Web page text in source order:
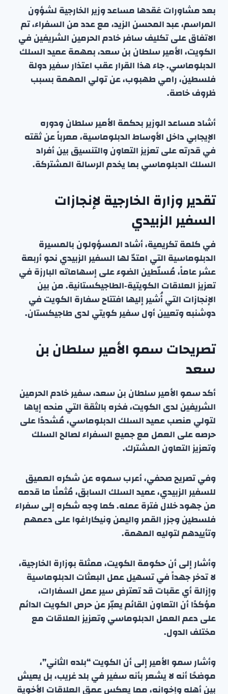
بعد مشاورات عَقدها مساعد وزير الخارجية لشؤون
المراسم، عبد المحسن الزيد، مع عدد من السفراء، تم
الاتفاق على تكليف سافر خادم الحرمين الشريفين في
الكويت، الأمير سلطان بن سعد، بمهمة عميد السلك
الدبلوماسي. جاء هذا القرار عقب اعتذار سفير دولة
فلسطين، رامي طهبوب، عن تولي المهمة بسبب
ظروف خاصة.
أشاد مساعد الوزير بحكمة الأمير سلطان ودوره
الإيجابي داخل الأوساط الدبلوماسية، معرباً عن ثقته
في قدرته على تعزيز التعاون والتنسيق بين أفراد
السلك الدبلوماسي بما يخدم الرسالة المشتركة.
تقدير وزارة الخارجية لإنجازات
السفير الزبيدي
في كلمة تكريمية، أشاد المسؤولون بالمسيرة
الدبلوماسية التي امتدّ لها السفير الزبيدي نحو أربعة
عشر عاماً، مُسلّطين الضوء على إسهاماته البارزة في
تعزيز العلاقات الكويتية‑الطاجيكستانية. من بين
الإنجازات التي أُشير إليها افتتاح سفارة الكويت في
دوشنبه وتعيين أول سفير كويتي لدى طاجيكستان.
تصريحات سمو الأمير سلطان بن
سعد
أكد سمو الأمير سلطان بن سعد، سفير خادم الحرمين
الشريفين لدى الكويت، فخره بالثقة التي منحه إياها
لتولي منصب عميد السلك الدبلوماسي، مُشددًا على
حرصه على العمل مع جميع السفراء لصالح السلك
وتعزيز التعاون المشترك.
وفي تصريح صحفي، أعرب سموه عن شكره العميق
للسفير الزبيدي، عميد السلك السابق، مُثمنًا ما قدمه
من جهود خلال فترة عمله. كما وجه شكره إلى سفراء
فلسطين وجزر القمر واليمن ونيكاراغوا على دعمهم
وتأييدهم لتوليه المهمة.
وأشار إلى أن حكومة الكويت، ممثلة بوزارة الخارجية،
لا تدخر جهداً في تسهيل عمل البعثات الدبلوماسية
وإزالة أي عقبات قد تعترض سير عمل السفارات،
مؤكدًا أن التعاون القائم يعبّر عن حرص الكويت الدائم
على دعم العمل الدبلوماسي وتعزيز العلاقات مع
مختلف الدول.
وأشار سمو الأمير إلى أن الكويت “بلده الثاني”،
موضحًا أنه لا يشعر بأنه سفير في بلد غريب، بل يعيش
بين أهله وإخوانه، مما يعكس عمق العلاقات الأخوية